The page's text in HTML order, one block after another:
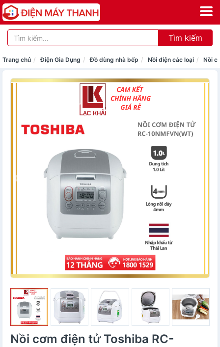
Tìm kiếm
Trang chủ Điện Gia Dụng Đồ dùng nhà bếp Nồi điện các loại Nồi
Nồi cơm điện tử Toshiba RC-